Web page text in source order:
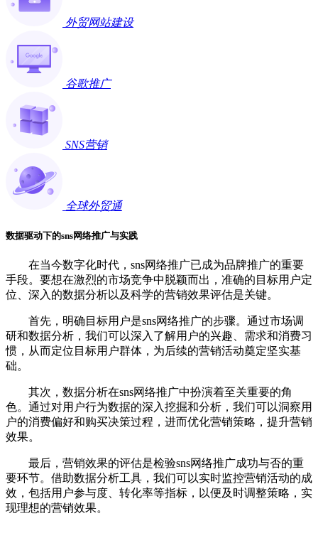
外贸网站建设
谷歌推广
SNS营销
全球外贸通
数据驱动下的sns网络推广与实践
在当今数字化时代，sns网络推广已成为品牌推广的重要
手段。要想在激烈的市场竞争中脱颖而出，准确的目标用户定
位、深入的数据分析以及科学的营销效果评估是关键。
首先，明确目标用户是sns网络推广的步骤。通过市场调
研和数据分析，我们可以深入了解用户的兴趣、需求和消费习
惯，从而定位目标用户群体，为后续的营销活动奠定坚实基
础。
其次，数据分析在sns网络推广中扮演着至关重要的角
色。通过对用户行为数据的深入挖掘和分析，我们可以洞察用
户的消费偏好和购买决策过程，进而优化营销策略，提升营销
效果。
最后，营销效果的评估是检验sns网络推广成功与否的重
要环节。借助数据分析工具，我们可以实时监控营销活动的成
效，包括用户参与度、转化率等指标，以便及时调整策略，实
现理想的营销效果。